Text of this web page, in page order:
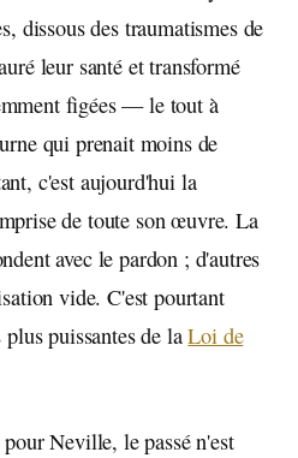
dissous des traumatismes de
leur santé et transformé
figées — le tout à
qui prenait moins de
c'est aujourd'hui la
de toute son œuvre. La
avec le pardon ; d'autres
vide. C'est pourtant
puissantes de laLoi de
Neville, le passé n'est